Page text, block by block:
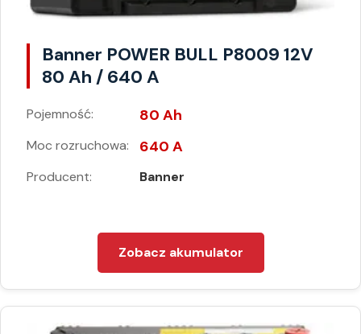
Banner POWER BULL P8009 12V
80 Ah / 640 A
Pojemność: 80 Ah
Moc rozruchowa: 640 A
Producent: Banner
Zobacz akumulator